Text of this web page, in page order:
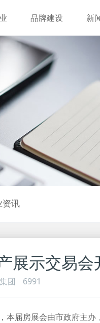
品牌建设 新
资讯
展示交易会
团 6991
届房展会由市政府主办